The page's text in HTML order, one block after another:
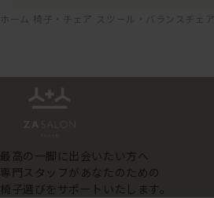
ホーム 椅子・チェア スツール・バランスチェア
最高の一脚に出会いたい方へ
専門スタッフがあなたのための
椅子選びをサポートいたします。